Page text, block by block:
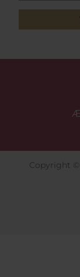
Copyright ©